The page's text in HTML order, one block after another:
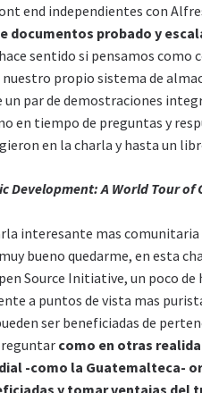
end independientes con
documentos probado y
sentido si pensamos como
propio sistema de
un par de demostraciones
en tiempo de preguntas y
en la charla y hasta un
Development: A World Tour
interesante mas
bueno quedarme, en esta
Source Initiative, un poco
a puntos de vista mas
ser beneficiadas de
como en otras
-como la Guatemalteca-
y tomar ventajas del